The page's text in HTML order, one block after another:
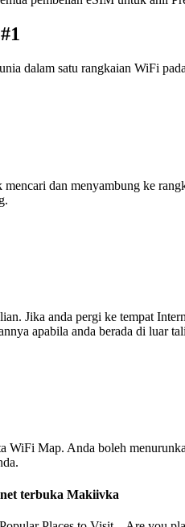
dalam satu rangkaian WiFi
dan menyambung ke
Jika anda pergi ke tempat
apabila anda berada di luar
WiFi Map. Anda boleh
terbuka Makiivka